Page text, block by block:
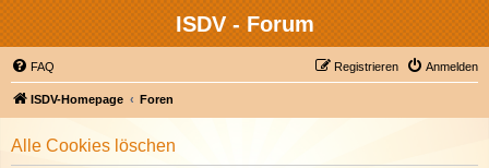
ISDV - Forum
FAQ Anmelden
Registrieren
ISDV-Homepage Foren
Alle Cookies löschen